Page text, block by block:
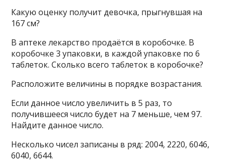
Какую оценку получит девочка, прыгнувшая на
167 см?
В аптеке лекарство продаётся в коробочке. В
коробочке 3 упаковки, в каждой упаковке по 6
таблеток. Сколько всего таблеток в коробочке?
Расположите величины в порядке возрастания.
Если данное число увеличить в 5 раз, то
получившееся число будет на 7 меньше, чем 97.
Найдите данное число.
Несколько чисел записаны в ряд: 2004, 2220, 6046,
6040, 6644.